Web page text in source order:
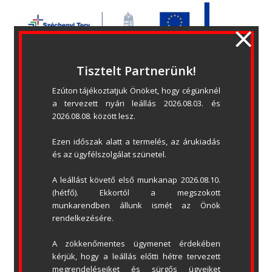
Tolókapu automatika – Sommer –
RUNner
Tisztelt Partnerünk!
Ezúton tájékoztatjuk Önöket, hogy cégünknél
a tervezett nyári leállás 2026.08.03. és
2026.08.08. között lesz.
Ezen időszak alatt a termelés, az árukiadás
és az ügyfélszolgálat szünetel.
A leállást követő első munkanap 2026.08.10.
(hétfő). Ekkortól a megszokott
munkarendben állunk ismét az Önök
rendelkezésére.
A zökkenőmentes ügymenet érdekében
kérjük, hogy a leállás előtti hétre tervezett
megrendeléseiket és sürgős ügyeiket
×